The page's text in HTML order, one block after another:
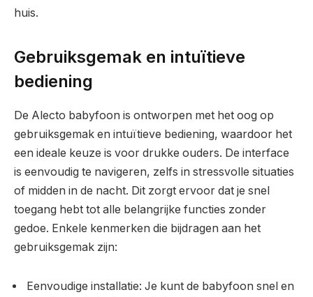
huis.
Gebruiksgemak en intuïtieve
bediening
De Alecto babyfoon is ontworpen met het oog op
gebruiksgemak en intuïtieve bediening, waardoor het
een ideale keuze is voor drukke ouders. De interface
is eenvoudig te navigeren, zelfs in stressvolle situaties
of midden in de nacht. Dit zorgt ervoor dat je snel
toegang hebt tot alle belangrijke functies zonder
gedoe. Enkele kenmerken die bijdragen aan het
gebruiksgemak zijn:
Eenvoudige installatie: Je kunt de babyfoon snel en